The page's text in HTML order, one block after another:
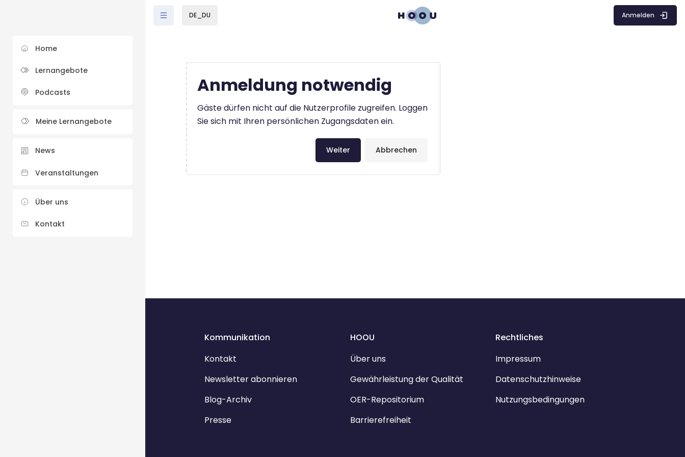
Home
Lernangebote
Podcasts
Meine Lernangebote
News
Veranstaltungen
Über uns
Kontakt
DE_DU Anmelden
Anmeldung notwendig
Gäste dürfen nicht auf die Nutzerprofile zugreifen. Loggen
Sie sich mit Ihren persönlichen Zugangsdaten ein.
Abbrechen
Weiter
Kommunikation
Kontakt
Newsletter abonnieren
Blog-Archiv
Presse
HOOU
Über uns
Gewährleistung der Qualität
OER-Repositorium
Barrierefreiheit
Rechtliches
Impressum
Datenschutzhinweise
Nutzungsbedingungen